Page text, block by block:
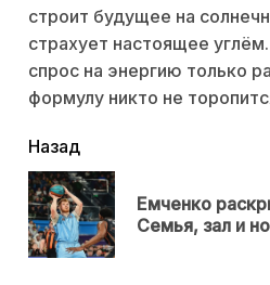
строит будущее на
страхует настоящее
спрос на энергию только
формулу никто не
читать
еще
Назад
Емченко
Семья, зал и